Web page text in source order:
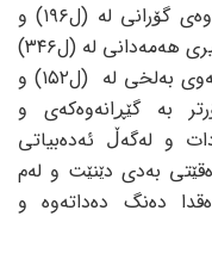
نموونه‌شعری مه‌وله‌وی تاوه‌گۆزی به‌ زاراوه‌ی گۆرانی له‌ (ل١٩٦) و
هه‌روه‌ها هێنانه‌وه‌ی دووبه‌یتیی بابا تاهیری هه‌مه‌دانی له‌ (ل٣٤٦)
و ته‌نانه‌ت هێنانی غه‌زه‌لی فارسیی مه‌وله‌وی به‌لخی له‌ (ل١٥٢) و
زۆرتر به‌ گێڕانه‌وه‌که‌ی و
و له‌گه‌ڵ ئه‌ده‌بیاتی
به‌دی دێنێت و له‌م
ده‌نگ ده‌داته‌وه‌ و